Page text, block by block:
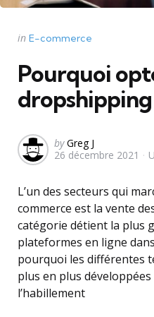
Categories
Posted
in E-commerce
Pourquoi
Posted
by
by Greg J
26 décembre 2021
L’un des secteurs qui
commerce est la vente
catégorie détient la plus
plateformes en ligne
pourquoi les différentes
plus en plus
l’habillement